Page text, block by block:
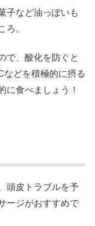
子など油っぽいも
ろ。
で、酸化を防ぐと
などを積極的に摂る
に食べましょう！
頭皮トラブルを予
ージがおすすめで